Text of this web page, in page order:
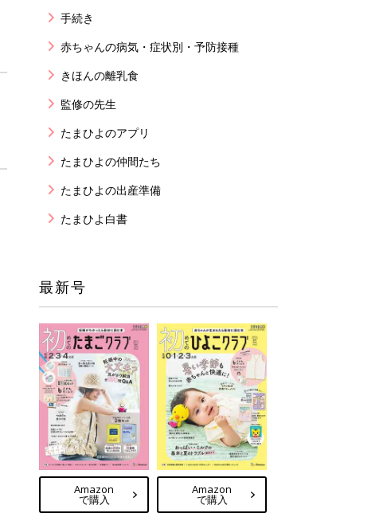
手続き
赤ちゃんの病気・症状別・予防接種
きほんの離乳食
監修の先生
たまひよのアプリ
たまひよの仲間たち
たまひよの出産準備
たまひよ白書
最新号
Amazon
で購入
Amazon
で購入